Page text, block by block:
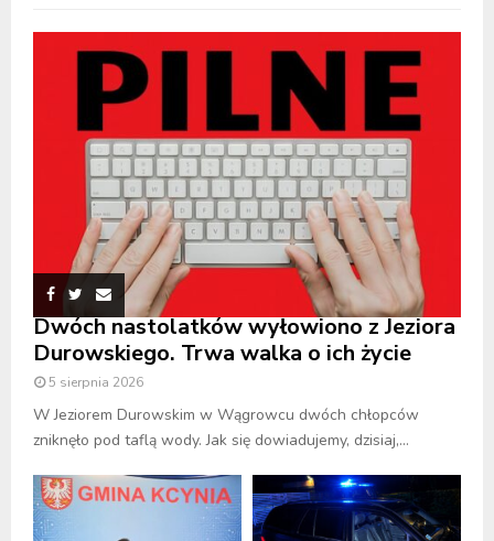
Dwóch nastolatków wyłowiono z Jeziora
Durowskiego. Trwa walka o ich życie
5 sierpnia 2026
W Jeziorem Durowskim w Wągrowcu dwóch chłopców
zniknęło pod taflą wody. Jak się dowiadujemy, dzisiaj,...